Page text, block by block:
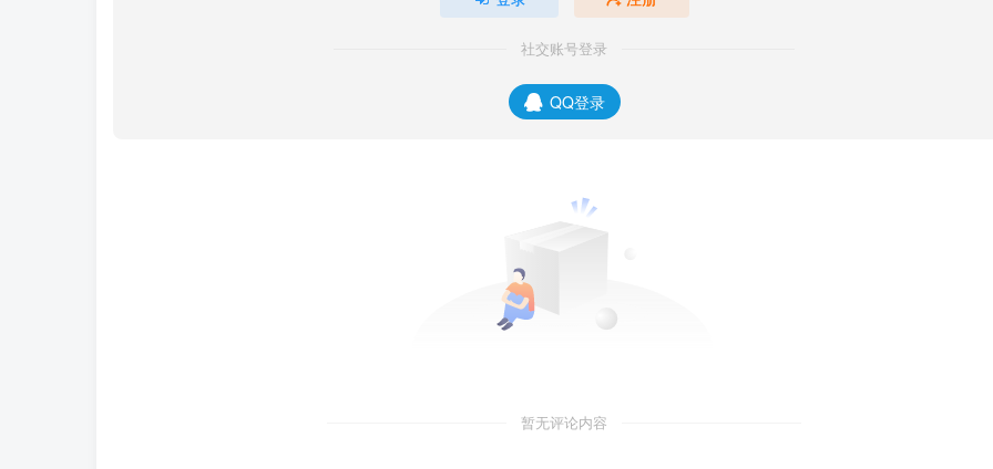
社交账号登录
QQ登录
暂无评论内容